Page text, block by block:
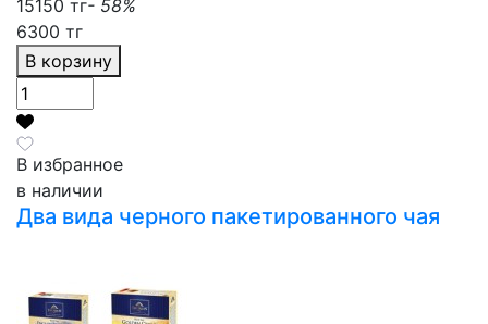
15150 тг- 58%
6300 тг
В корзину
В избранное
в наличии
Два вида черного пакетированного чая